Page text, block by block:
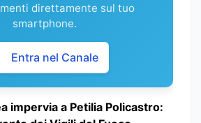
direttamente sul tuo
smartphone.
Entra nel Canale
impervia a Petilia Policastro: